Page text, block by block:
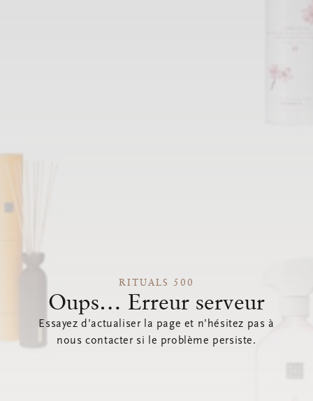
RITUALS 500
Oups… Erreur serveur
Essayez d’actualiser la page et n’hésitez pas à
nous contacter si le problème persiste.